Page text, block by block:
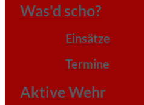
Was'd scho?
Einsätze
Termine
Aktive Wehr